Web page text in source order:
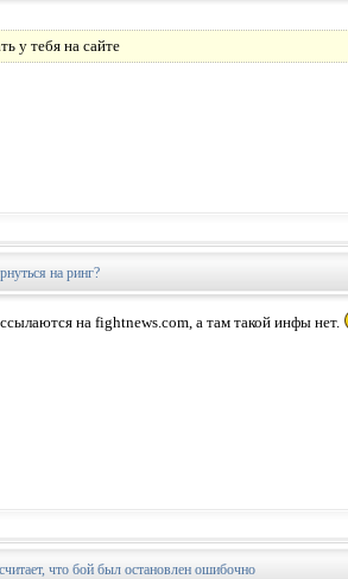
у тебя на сайте
на ринг?
на fightnews.com, а там такой инфы нет.
что бой был остановлен ошибочно